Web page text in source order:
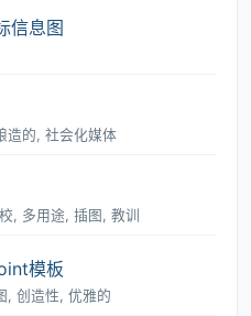
信息图
造的, 社会化媒体
, 多用途, 插图, 教训
模板
, 创造性, 优雅的